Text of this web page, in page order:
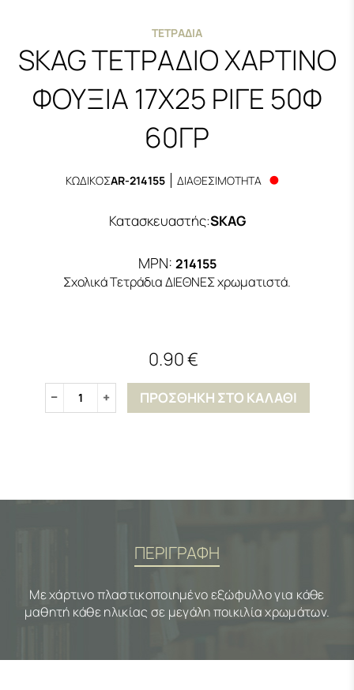
ΤΕΤΡΆΔΙΑ
SKAG ΤΕΤΡΑΔΙΟ ΧΑΡΤΙΝΟ
ΦΟΥΞΙΑ 17X25 ΡΙΓΕ 50Φ
60ΓΡ
ΚΩΔΙΚΟΣAR-214155 ΔΙΑΘΕΣΙΜΟΤΗΤΑ
Κατασκευαστής:SKAG
MPN: 214155
Σχολικά Τετράδια ΔΙΕΘΝΕΣ χρωματιστά.
0.90 €
1 ΠΡΟΣΘΗΚΗ ΣΤΟ ΚΑΛΑΘΙ
ΠΕΡΙΓΡΑΦΗ
Με χάρτινο πλαστικοποιημένο εξώφυλλο για κάθε
μαθητή κάθε ηλικίας σε μεγάλη ποικιλία χρωμάτων.